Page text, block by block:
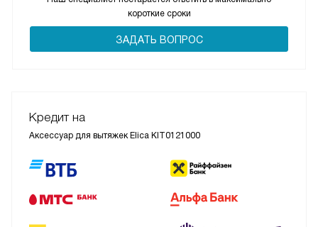
короткие сроки
ЗАДАТЬ ВОПРОС
Кредит на
Аксессуар для вытяжек Elica KIT0121000